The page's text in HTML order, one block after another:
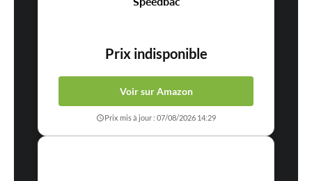
Prix indisponible
Voir sur Amazon
Prix mis à jour : 07/08/2026 14:29